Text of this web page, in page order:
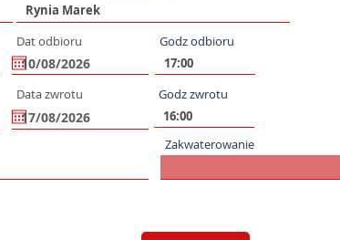
Dat odbioru Godz odbioru
Data zwrotu Godz zwrotu
Zakwaterowanie